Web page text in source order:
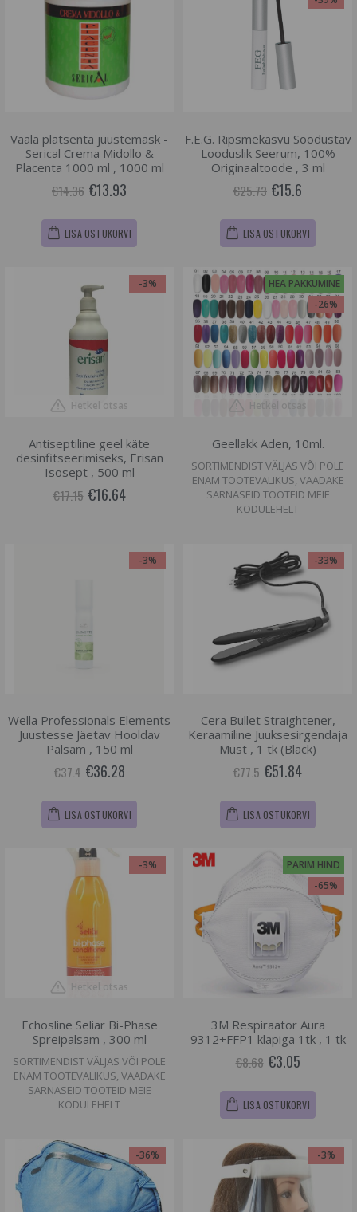
Vaala platsenta juustemask -
Serical Crema Midollo &
Placenta 1000 ml , 1000 ml
€14.36 €13.93
LISA OSTUKORVI
F.E.G. Ripsmekasvu Soodustav
Looduslik Seerum, 100%
Originaaltoode , 3 ml
€25.73 €15.6
LISA OSTUKORVI
-3%
Hetkel otsas
Antiseptiline geel käte
desinfitseerimiseks, Erisan
Isosept , 500 ml
€17.15 €16.64
HEA PAKKUMINE
-26%
Hetkel otsas
Geellakk Aden, 10ml.
SORTIMENDIST VÄLJAS VÕI POLE
ENAM TOOTEVALIKUS, VAADAKE
SARNASEID TOOTEID MEIE
KODULEHELT
-3%
Wella Professionals Elements
Juustesse Jäetav Hooldav
Palsam , 150 ml
€37.4 €36.28
LISA OSTUKORVI
-33%
Cera Bullet Straightener,
Keraamiline Juuksesirgendaja
Must , 1 tk (Black)
€77.5 €51.84
LISA OSTUKORVI
-3%
Hetkel otsas
Echosline Seliar Bi-Phase
Spreipalsam , 300 ml
SORTIMENDIST VÄLJAS VÕI POLE
ENAM TOOTEVALIKUS, VAADAKE
SARNASEID TOOTEID MEIE
KODULEHELT
PARIM HIND
-65%
3M Respiraator Aura
9312+FFP1 klapiga 1tk , 1 tk
€8.68 €3.05
LISA OSTUKORVI
-36% -3%